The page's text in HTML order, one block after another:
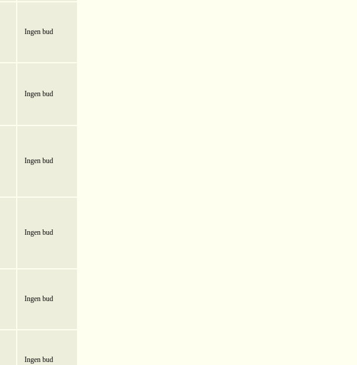
Ingen bud
Ingen bud
Ingen bud
Ingen bud
Ingen bud
Ingen bud